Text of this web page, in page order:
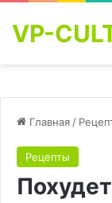
VP-
Главная /
Рецепты